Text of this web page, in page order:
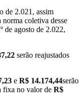
de 2.021, assim
norma coletiva desse
de agosto de 2.022,
serão reajustados
e R$ 14.174,44serão
fixa no valor de R$